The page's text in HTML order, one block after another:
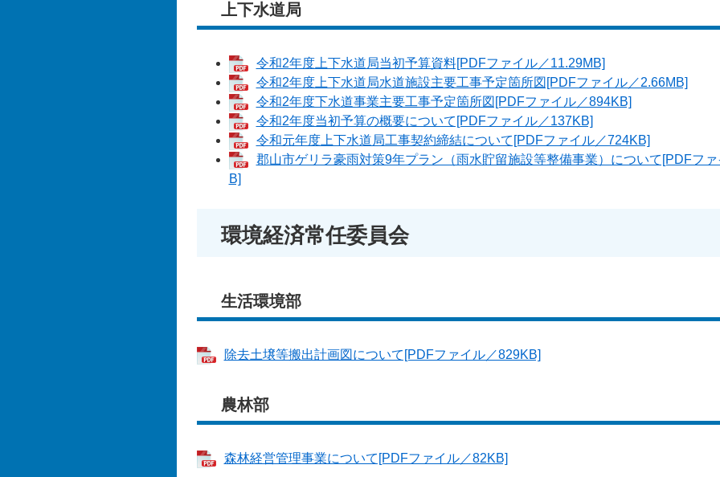
上下水道局
令和2年度上下水道局当初予算資料[PDFファイル／11.29MB]
令和2年度上下水道局水道施設主要工事予定箇所図[PDFファイル／2.66MB]
令和2年度下水道事業主要工事予定箇所図[PDFファイル／894KB]
令和2年度当初予算の概要について[PDFファイル／137KB]
令和元年度上下水道局工事契約締結について[PDFファイル／724KB]
郡山市ゲリラ豪雨対策9年プラン（雨水貯留施設等整備事業）について[PDFファ
B]
環境経済常任委員会
生活環境部
除去土壌等搬出計画図について[PDFファイル／829KB]
農林部
森林経営管理事業について[PDFファイル／82KB]